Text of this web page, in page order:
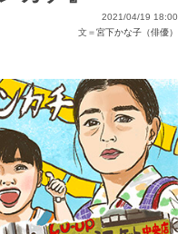
2021/04/19 18:00
文＝宮下かな子（俳優）